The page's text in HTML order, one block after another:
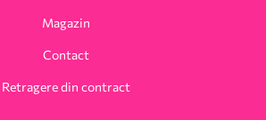
Magazin
Contact
Retragere din contract